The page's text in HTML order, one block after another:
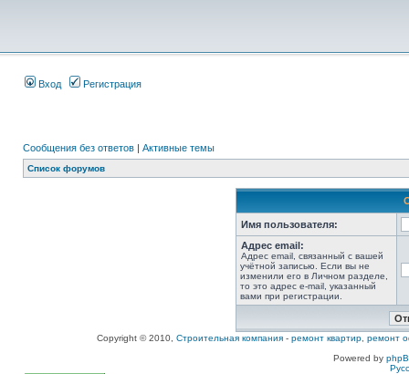
Вход Регистрация
Сообщения без ответов | Активные темы
Список форумов
Имя пользователя:
Адрес email:
Адрес email, связанный с вашей
учётной записью. Если вы не
изменили его в Личном разделе,
то это адрес e-mail, указанный
вами при регистрации.
Copyright © 2010, Строительная компания - ремонт квартир, ремонт
Powered by